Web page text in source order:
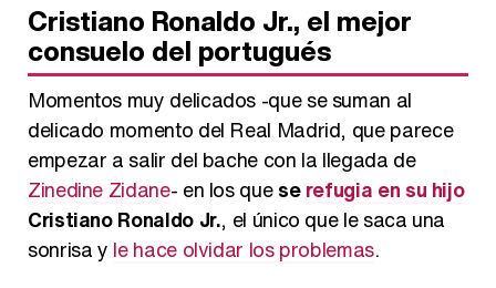
Cristiano Ronaldo Jr., el mejor
consuelo del portugués
Momentos muy delicados -que se suman al
delicado momento del Real Madrid, que parece
empezar a salir del bache con la llegada de
Zinedine Zidane- en los queserefugia en su hijo
Cristiano Ronaldo Jr., el único que le saca una
sonrisa y le hace olvidar los problemas.